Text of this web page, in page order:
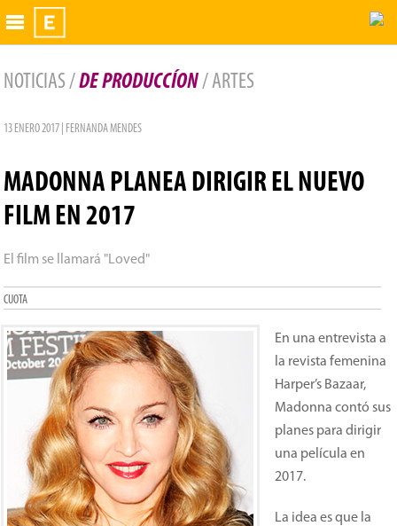
Exhibidor
NOTICIAS /DE PRODUCCÍON/ ARTES
13 ENERO 2017 | FERNANDA MENDES
MADONNA PLANEA DIRIGIR EL NUEVO
FILM EN 2017
El film se llamará "Loved"
CUOTA
En una entrevista a
la revista femenina
Harper’s Bazaar,
Madonna contó sus
planes para dirigir
una película en
2017.
La idea es que la